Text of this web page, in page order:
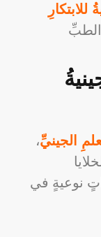
للابتكارِ
الجينيِّ،
نوعيةٍ في